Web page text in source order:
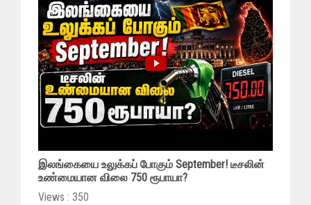
இலங்கையை உலுக்கப் போகும் September! டீசலின்
உண்மையான விலை 750 ரூபாயா?
Views : 350